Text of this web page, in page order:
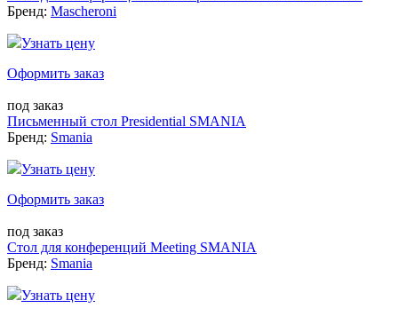
Бренд: Mascheroni
Узнать цену
Оформить заказ
под заказ
Письменный стол Presidential SMANIA
Бренд: Smania
Узнать цену
Оформить заказ
под заказ
Стол для конференций Meeting SMANIA
Бренд: Smania
Узнать цену